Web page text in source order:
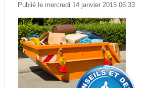
Publié le mercredi 14 janvier 2015 06:33